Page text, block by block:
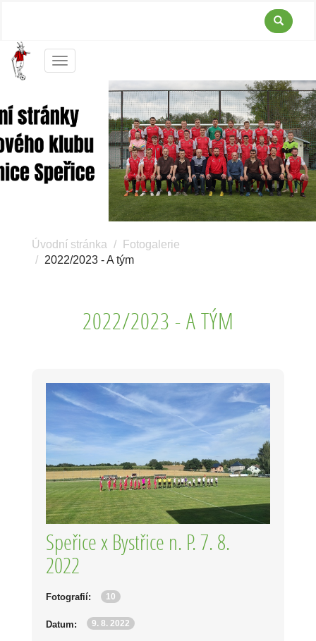
Menu
Úvodní stránka
Fotogalerie
2022/2023 - A tým
2022/2023 - A TÝM
Speřice x Bystřice n. P. 7. 8.
2022
Fotografií: 10
Datum: 9. 8. 2022